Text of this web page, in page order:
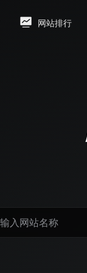
网站排行